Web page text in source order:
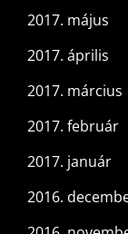
2017. május
2017. április
2017. március
2017. február
2017. január
2016.